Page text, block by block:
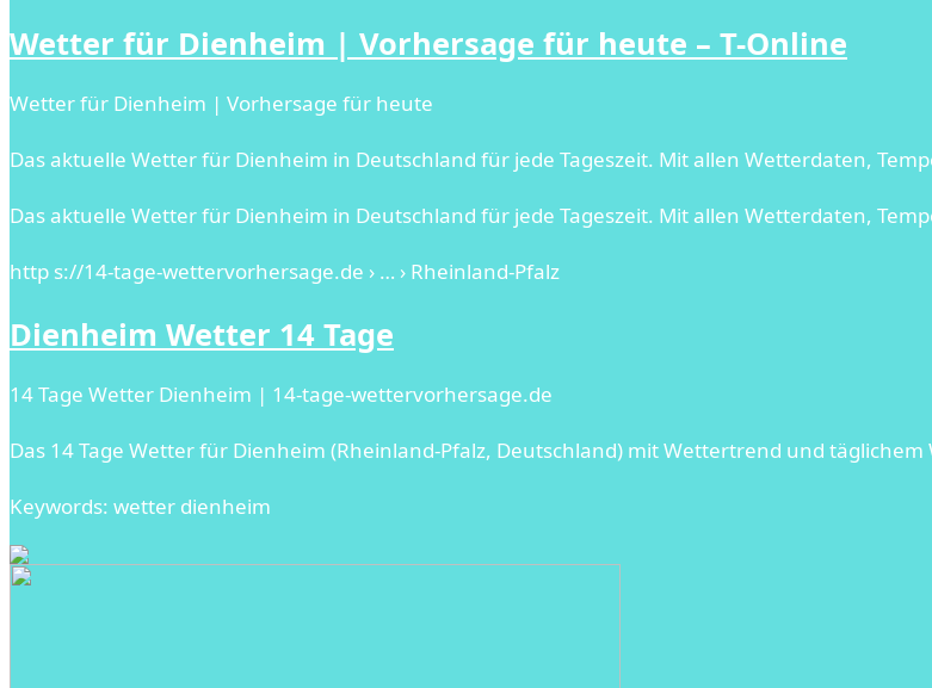
Wetter für Dienheim | Vorhersage für heute – T-Online
Wetter für Dienheim | Vorhersage für heute
Das aktuelle Wetter für Dienheim in Deutschland für jede Tageszeit. Mit allen Wetterdaten,
Das aktuelle Wetter für Dienheim in Deutschland für jede Tageszeit. Mit allen Wetterdaten,
http s://14-tage-wettervorhersage.de › … › Rheinland-Pfalz
Dienheim Wetter 14 Tage
14 Tage Wetter Dienheim | 14-tage-wettervorhersage.de
Das 14 Tage Wetter für Dienheim (Rheinland-Pfalz, Deutschland) mit Wettertrend und
Keywords: wetter dienheim